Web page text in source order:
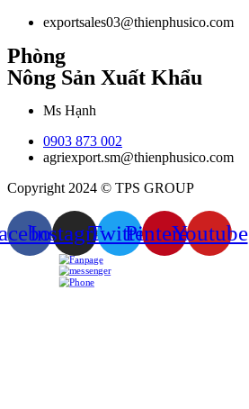
exportsales03@thienphusico.com
Phòng
Nông Sản Xuất Khẩu
Ms Hạnh
0903 873 002
agriexport.sm@thienphusico.com
Copyright 2024 © TPS GROUP
InstagramTwitterPinterestYoutube